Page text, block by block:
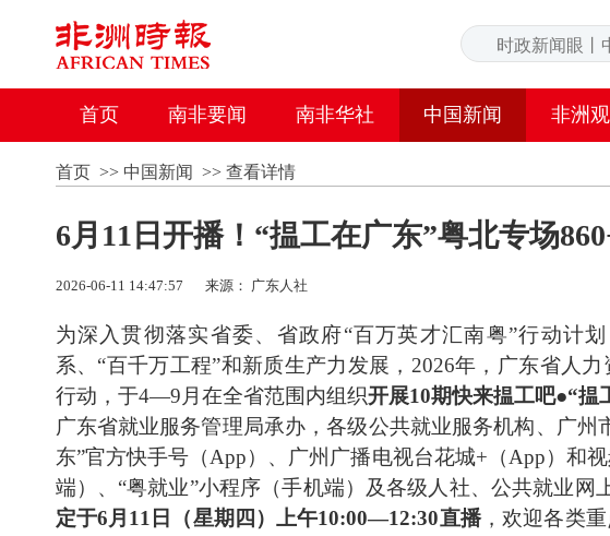
首页 南非要闻 南非华社 中国新闻 非洲
首页>> 中国新闻 >> 查看详情
6月11日开播！“揾工在广东”粤北专场
2026-06-11 14:47:57 来源： 广东人社
为深入贯彻落实省委、省政府“百万英才汇南粤”行动计
系、“百千万工程”和新质生产力发展，2026年，广东省人
行动，于4—9月在全省范围内组织开展10期快来揾工吧●“揾
广东省就业服务管理局承办，各级公共就业服务机构、广
东”官方快手号（App）、广州广播电视台花城+（App）和
端）、“粤就业”小程序（手机端）及各级人社、公共就业网
定于6月11日（星期四）上午10:00—12:30直播，欢迎各类